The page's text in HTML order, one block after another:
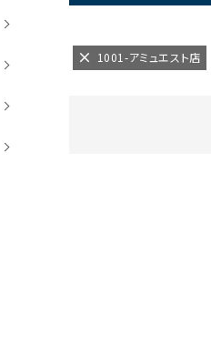
1001-アミュエスト店